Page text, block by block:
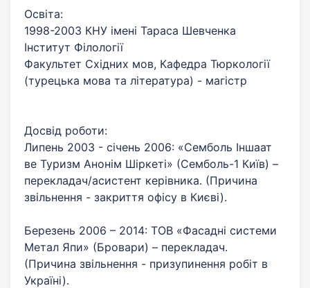
Освіта:
1998-2003 КНУ імені Тараса Шевченка
Інститут Філології
Факультет Східних мов, Кафедра Тюркології
(турецька мова та література) - магістр
Досвід роботи:
Липень 2003 - січень 2006: «Семболь Іншаат
ве Туризм Анонім Шіркеті» (Семболь-1 Київ) –
перекладач/асистент керівника. (Причина
звільнення - закриття офісу в Києві).
Березень 2006 – 2014: ТОВ «Фасадні системи
Метал Япи» (Бровари) – перекладач.
(Причина звільнення - призупинення робіт в
Україні).